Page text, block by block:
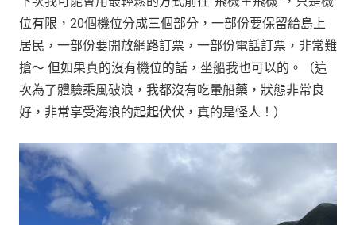
大家務必做好防曬~
旅遊總結
（有淺嚐飛魚料理，但不太符合我的胃口），還沒得到所
謂“蘭嶼病” 我就先離開了，只好下次再來！
下次我可能會用最輕鬆的方式前往“飛機＋飛機”，只是機